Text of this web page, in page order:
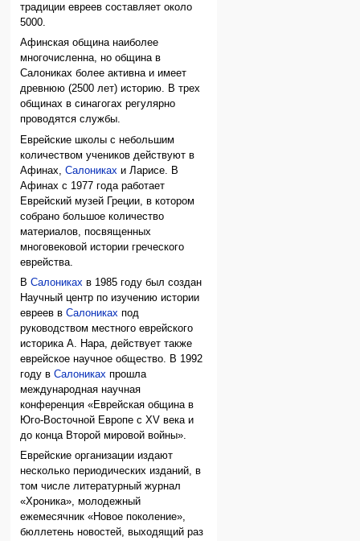
традиции евреев составляет около
5000.
Афинская община наиболее
многочисленна, но община в
Салониках более активна и имеет
древнюю (2500 лет) историю. В трех
общинах в синагогах регулярно
проводятся службы.
Еврейские школы с небольшим
количеством учеников действуют в
Афинах,Салониках и Ларисе. В
Афинах с 1977 года работает
Еврейский музей Греции, в котором
собрано большое количество
материалов, посвященных
многовековой истории греческого
еврейства.
ВСалониках в 1985 году был создан
Научный центр по изучению истории
евреев вСалониках под
руководством местного еврейского
историка А. Нара, действует также
еврейское научное общество. В 1992
году вСалониках прошла
международная научная
конференция «Еврейская община в
Юго-Восточной Европе с XV века и
до конца Второй мировой войны».
Еврейские организации издают
несколько периодических изданий, в
том числе литературный журнал
«Хроника», молодежный
ежемесячник «Новое поколение»,
бюллетень новостей, выходящий раз